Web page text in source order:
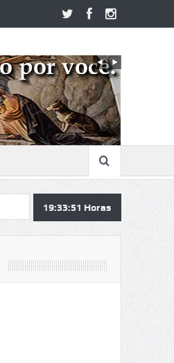
19:33:51 Horas